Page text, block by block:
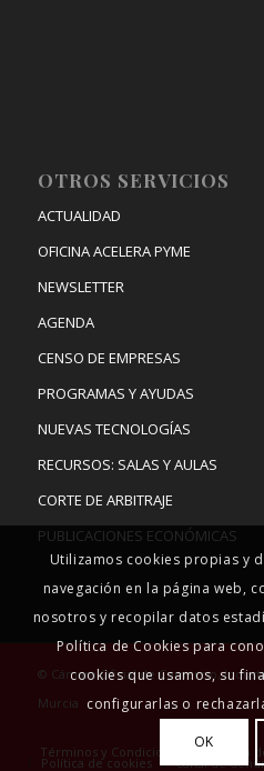
OTROS SERVICIOS
ACTUALIDAD
OFICINA ACELERA PYME
NEWSLETTER
AGENDA
CENSO DE EMPRESAS
PROGRAMAS Y AYUDAS
NUEVAS TECNOLOGÍAS
RECURSOS: SALAS Y AULAS
CORTE DE ARBITRAJE
PUBLICACIONES ECONÓMICAS
© Cámara Oficial de Comercio,
Murcia
Términos y Condiciones Política
Política de cookies Canal de
Utilizamos cookies propias y
navegación en la página web,
nosotros y recopilar datos
Política de Cookies para
cookies que usamos, su
configurarlas o
OK